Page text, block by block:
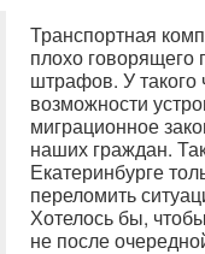
Транспортная
плохо
штрафов. У такого
возможности
миграционное
наших граждан.
Екатеринбурге
переломить
Хотелось бы,
не после